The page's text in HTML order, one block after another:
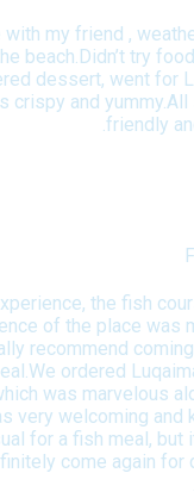
with my friend ,
beach.Didn’t try
dessert, went for
crispy and
friendly
the fish
of the place was
recommend
ordered
was marvelous
very welcoming and
for a fish meal,
come again